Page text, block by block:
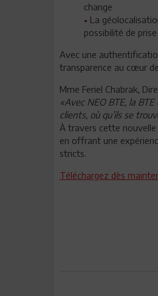
change
• La
possibilité de
Avec une
transparence au cœur
Mme Feriel Chabrak,
«Avec NEO BTE, la
clients, où qu’ils se
À travers cette
en offrant une
stricts.
Téléchargez dès